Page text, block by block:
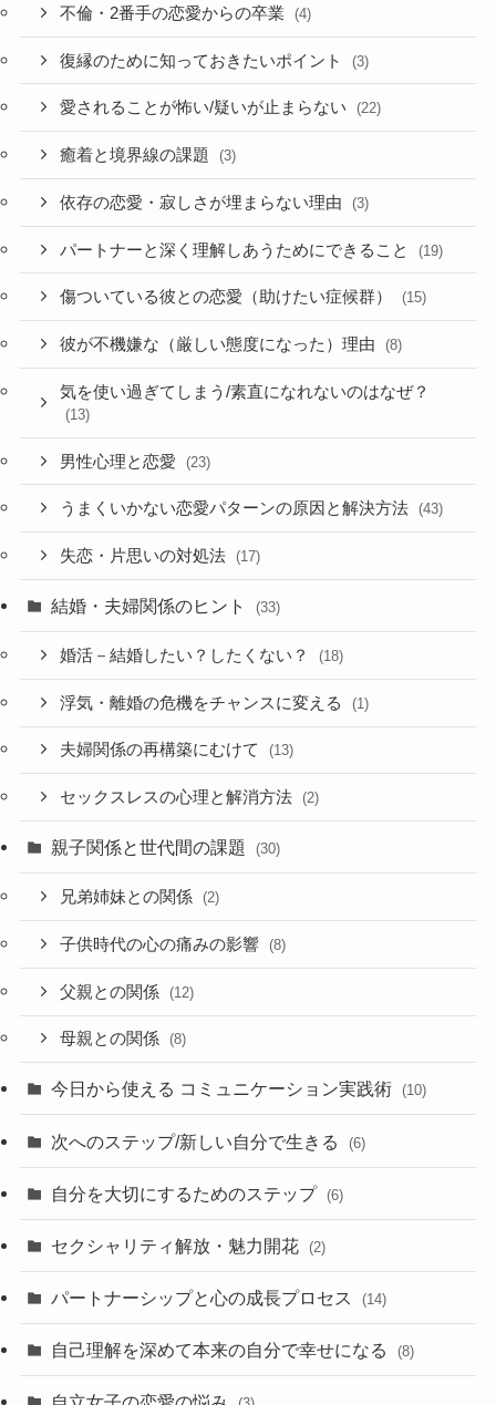
不倫・2番手の恋愛からの卒業 (4)
復縁のために知っておきたいポイント (3)
愛されることが怖い/疑いが止まらない (22)
癒着と境界線の課題 (3)
依存の恋愛・寂しさが埋まらない理由 (3)
パートナーと深く理解しあうためにできること (19)
傷ついている彼との恋愛（助けたい症候群） (15)
彼が不機嫌な（厳しい態度になった）理由 (8)
気を使い過ぎてしまう/素直になれないのはなぜ？
(13)
男性心理と恋愛 (23)
うまくいかない恋愛パターンの原因と解決方法 (43)
失恋・片思いの対処法 (17)
結婚・夫婦関係のヒント (33)
婚活－結婚したい？したくない？ (18)
浮気・離婚の危機をチャンスに変える (1)
夫婦関係の再構築にむけて (13)
セックスレスの心理と解消方法 (2)
親子関係と世代間の課題 (30)
兄弟姉妹との関係 (2)
子供時代の心の痛みの影響 (8)
父親との関係 (12)
母親との関係 (8)
今日から使える コミュニケーション実践術 (10)
次へのステップ/新しい自分で生きる (6)
自分を大切にするためのステップ (6)
セクシャリティ解放・魅力開花 (2)
パートナーシップと心の成長プロセス (14)
自己理解を深めて本来の自分で幸せになる (8)